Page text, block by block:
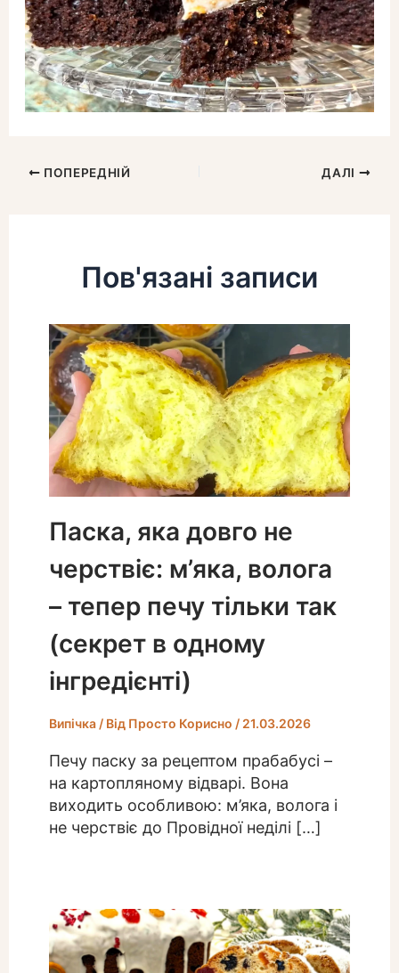
ПОПЕРЕДНІЙ ДАЛІ
Пов'язані записи
Паска, яка довго не
черствіє: м’яка, волога
– тепер печу тільки так
(секрет в одному
інгредієнті)
Випічка/ Від Просто Корисно / 21.03.2026
Печу паску за рецептом прабабусі –
на картопляному відварі. Вона
виходить особливою: м’яка, волога і
не черствіє до Провідної неділі […]